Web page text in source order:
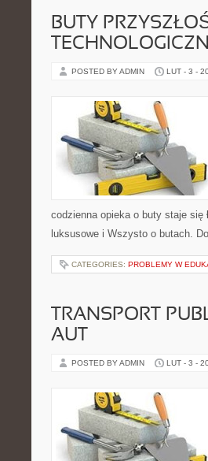
BUTY
POSTED BY ADMIN LUT - 3 -
codzienna opieka o buty staje
luksusowe i Wszysto o butach.
CATEGORIES: PROBLEMY W
TRANSPORT
AUT
POSTED BY ADMIN LUT - 3 -